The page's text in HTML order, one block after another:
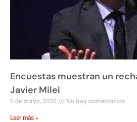
Encuestas muestran un
Javier Milei
6 de mayo, 2026 No hay comentarios
Leer más »